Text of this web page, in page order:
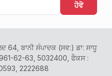
ਹੋਵੋ
64, ਬਾਨੀ ਸੰਪਾਦਕ (ਸਵ:) ਡਾ: ਸਾਧੂ
62-63, 5032400, ਫੈਕਸ :
2222688